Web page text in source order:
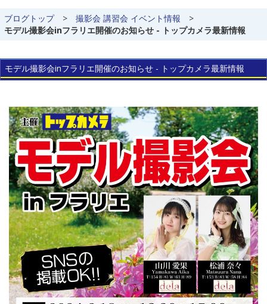
ブログトップ > 撮影会 講習会 イベント情報
>
モデル撮影会inフラリエ開催のお知らせ - トップカメラ最新情報
モデル撮影会inフラリエ開催のお知らせ - トップカメラ最新情報